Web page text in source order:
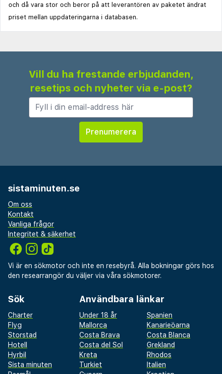
och då vara stor och beror på att leverantören av paketet ändrat
priset mellan uppdateringarna i databasen.
Vill du ha frestande erbjudanden,
resetips och nyheter via e-post?
sistaminuten.se
Om oss
Kontakt
Vanliga frågor
Integritet & säkerhet
Vi är en sökmotor och inte en resebyrå. Alla bokningar görs hos
den researrangör du väljer via våra sökmotorer.
Sök
Charter
Flyg
Storstad
Hotell
Hyrbil
Sista minuten
Användbara länkar
Under 18 år
Spanien
Mallorca
Kanarieöarna
Costa Brava
Costa Blanca
Costa del Sol
Grekland
Kreta
Rhodos
Turkiet
Italien